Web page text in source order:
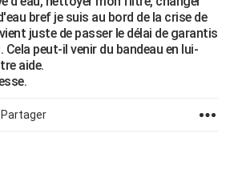
bref je suis au bord de la crise de
juste de passer le délai de garantis
Cela peut-il venir du bandeau en lui-
aide.
Partager